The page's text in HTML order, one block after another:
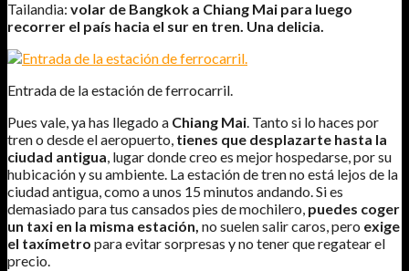
Tailandia: volar de Bangkok a Chiang Mai para luego
recorrer el país hacia el sur en tren. Una delicia.
Entrada de la estación de ferrocarril.
Pues vale, ya has llegado a Chiang Mai. Tanto si lo haces por
tren o desde el aeropuerto, tienes que desplazarte hasta la
ciudad antigua, lugar donde creo es mejor hospedarse, por su
hubicación y su ambiente. La estación de tren no está lejos de la
ciudad antigua, como a unos 15 minutos andando. Si es
demasiado para tus cansados pies de mochilero, puedes coger
un taxi en la misma estación, no suelen salir caros, pero exige
el taxímetro para evitar sorpresas y no tener que regatear el
precio.